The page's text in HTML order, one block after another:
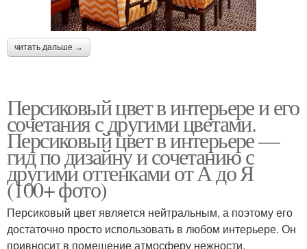
читать дальше →
Персиковый цвет в интерьере и его
сочетания с другими цветами.
Персиковый цвет в интерьере —
гид по дизайну и сочетанию с
другими оттенками от А до Я
(100+ фото)
Персиковый цвет является нейтральным, а поэтому его
достаточно просто использовать в любом интерьере. Он
привносит в помещение атмосферу нежности,